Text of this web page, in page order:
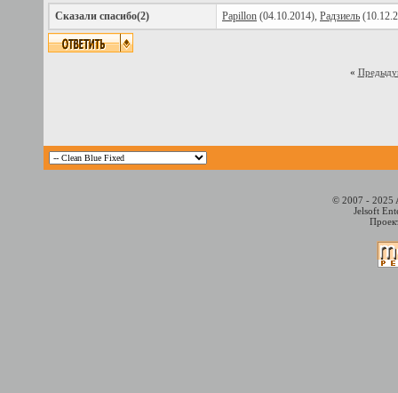
Сказали спасибо(2) Papillon (04.10.2014), Радзиель
«
© 2007 - 2025
Jelsoft